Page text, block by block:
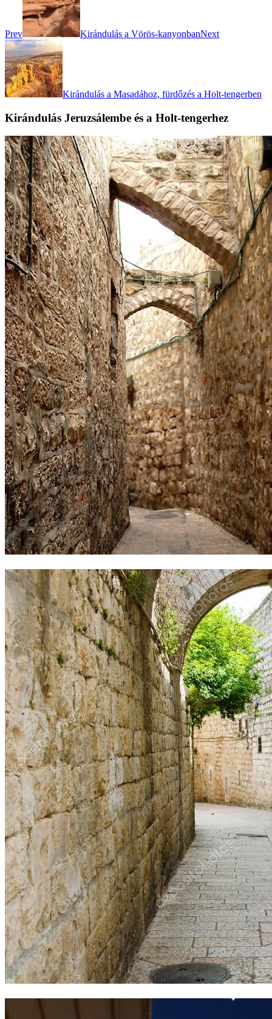
Prev Kirándulás a Vörös-kanyonbanNext
Kirándulás a Masadához, fürdőzés a Holt-tengerben
Kirándulás Jeruzsálembe és a Holt-tengerhez